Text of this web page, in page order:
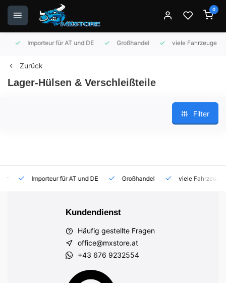
0
Importeur für AT und DE Großhandel viele Fahrzeuge auf
Zurück
Lager-Hülsen & Verschleißteile
Filter
Importeur für AT und DE Großhandel viele Fahrzeuge auf
Kundendienst
Häufig gestellte Fragen
office@mxstore.at
+43 676 9232554